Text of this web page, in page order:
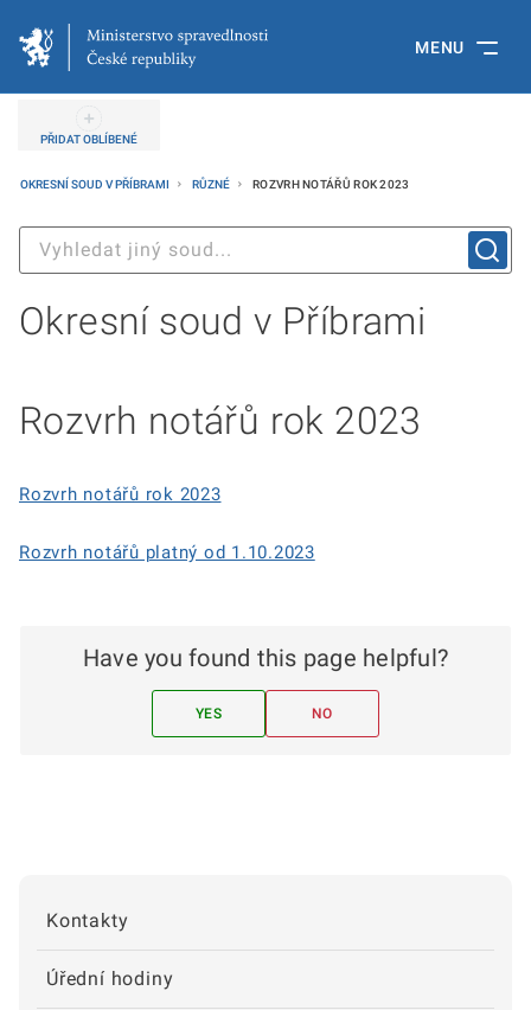
MENU
PŘIDAT OBLÍBENÉ
OKRESNÍ SOUD V PŘÍBRAMI RŮZNÉ ROZVRH NOTÁŘŮ ROK 2023
Okresní soud v Příbrami
Kontakty
Úřední hodiny
Rozvrh notářů rok 2023
Rozvrh notářů rok 2023
Rozvrh notářů platný od 1.10.2023
Have you found this page helpful?
YES NO